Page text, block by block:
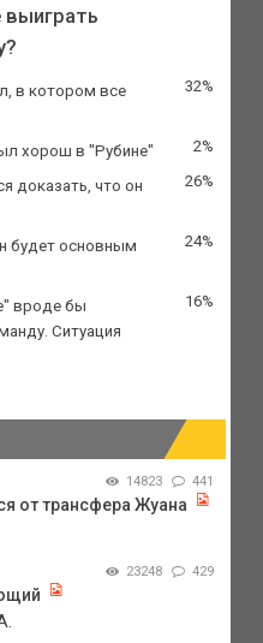
в котором все
32%
хорош в "Рубине" 2%
доказать, что он
26%
будет основным
24%
вроде бы
Ситуация
16%
14823 441
от трансфера Жуана
23248 429